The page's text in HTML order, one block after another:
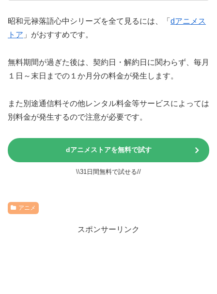
昭和元禄落語心中シリーズを全て見るには、「 dアニメス
トア 」がおすすめです。
無料期間が過ぎた後は、契約日・解約日に関わらず、毎月
１日～末日までの１か月分の料金が発生します。
また別途通信料その他レンタル料金等サービスによっては
別料金が発生するので注意が必要です。
dアニメストアを無料で試す
\\31日間無料で試せる//
アニメ
スポンサーリンク